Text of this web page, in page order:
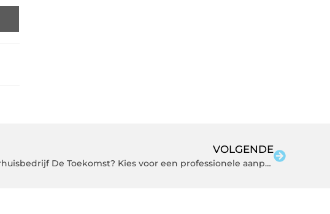
VOLGENDE
Verhuizen met Verhuisbedrijf De Toekomst? Kies voor een professionele aanpak zonder stress